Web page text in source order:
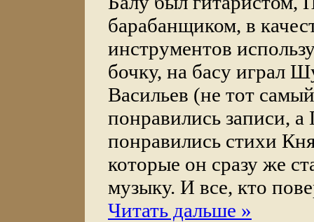
барабанщиком, в
инструментов
бочку, на басу играл
Васильев (не тот
понравились записи,
понравились стихи
которые он сразу же
музыку. И все, кто
Читать дальше »